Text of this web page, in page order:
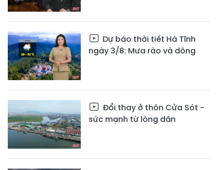
Dự báo thời tiết Hà Tĩnh
ngày 3/8: Mưa rào và dông
Đổi thay ở thôn Cửa Sót -
sức mạnh từ lòng dân